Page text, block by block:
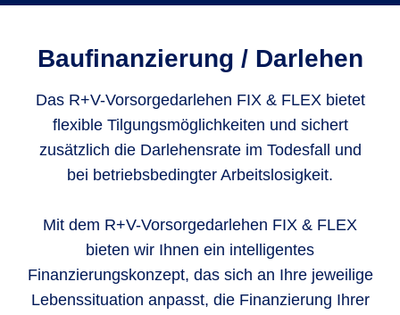
Baufinanzie­rung / Darlehen
Das R+V-Vorsorgedarlehen FIX & FLEX bietet
flexible Tilgungsmöglichkeiten und sichert
zusätzlich die Darlehensrate im Todesfall und
bei betriebsbedingter Arbeitslosigkeit.
Mit dem R+V-Vorsorgedarlehen FIX & FLEX
bieten wir Ihnen ein intelligentes
Finanzierungskonzept, das sich an Ihre jeweilige
Lebenssituation anpasst, die Finanzierung Ihrer